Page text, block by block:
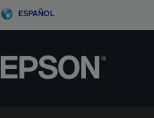
ESPAÑOL